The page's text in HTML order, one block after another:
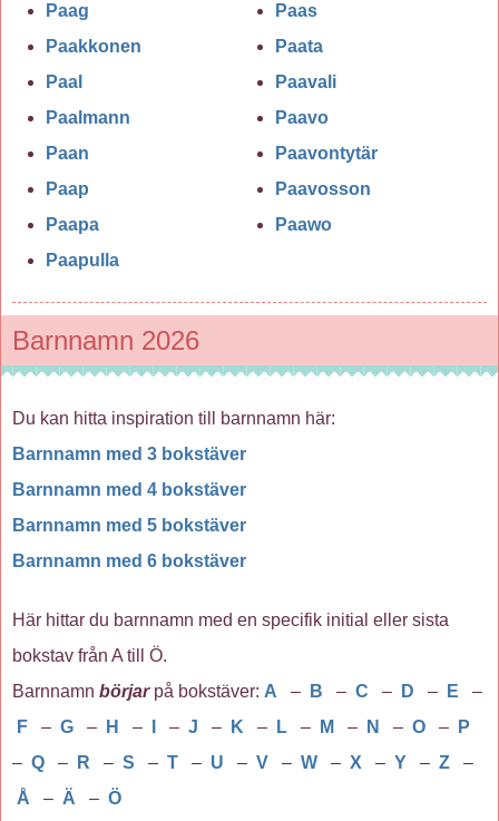
Paag
Paakkonen
Paal
Paalmann
Paan
Paap
Paapa
Paapulla
Paas
Paata
Paavali
Paavo
Paavontytär
Paavosson
Paawo
Barnnamn 2026
Du kan hitta inspiration till barnnamn här:
Barnnamn med 3 bokstäver
Barnnamn med 4 bokstäver
Barnnamn med 5 bokstäver
Barnnamn med 6 bokstäver
Här hittar du barnnamn med en specifik initial eller sista
bokstav från A till Ö.
Barnnamn börjarpå bokstäver: A – B – C – D – E
–
F
– G – H – – J – K – L – M – N – O –
P
– Q – R – S – T – U – V – W – X – Y – Z
–
Å
– Ä – Ö